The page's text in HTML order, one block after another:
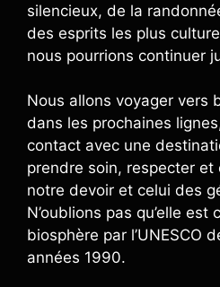
silencieux, de la
des esprits les plus
nous pourrions continuer
Nous allons voyager vers
dans les prochaines
contact avec une
prendre soin, respecter et
notre devoir et celui des
N’oublions pas qu’elle
biosphère par l’UNESCO
années 1990.